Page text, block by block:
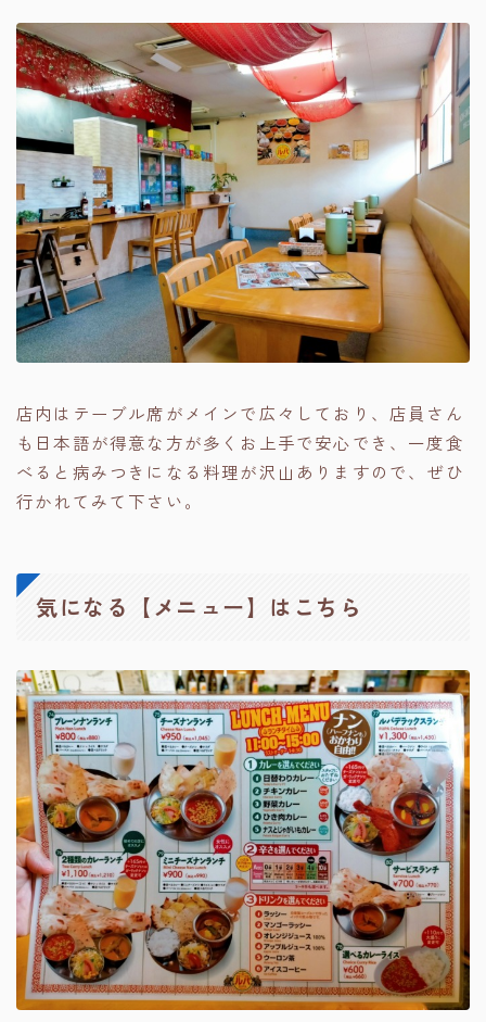
店内はテーブル席がメインで広々しており、店員さん
も日本語が得意な方が多くお上手で安心でき、一度食
べると病みつきになる料理が沢山ありますので、ぜひ
行かれてみて下さい。
気になる【メニュー】はこちら